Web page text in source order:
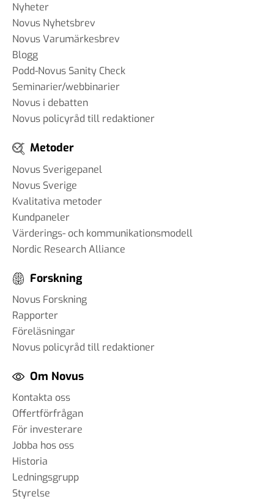
Nyheter
Novus Nyhetsbrev
Novus Varumärkesbrev
Blogg
Podd-Novus Sanity Check
Seminarier/webbinarier
Novus i debatten
Novus policyråd till redaktioner
Metoder
Novus Sverigepanel
Novus Sverige
Kvalitativa metoder
Kundpaneler
Värderings- och kommunikationsmodell
Nordic Research Alliance
Forskning
Novus Forskning
Rapporter
Föreläsningar
Novus policyråd till redaktioner
Om Novus
Kontakta oss
Offertförfrågan
För investerare
Jobba hos oss
Historia
Ledningsgrupp
Styrelse